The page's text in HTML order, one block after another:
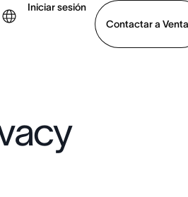
Iniciar sesión
Contactar a